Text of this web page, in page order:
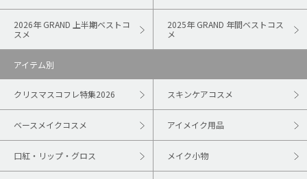
2026年 GRAND 上半期ベストコ
スメ
2025年 GRAND 年間ベストコス
メ
アイテム別
クリスマスコフレ特集2026 スキンケアコスメ
ベースメイクコスメ アイメイク用品
口紅・リップ・グロス メイク小物